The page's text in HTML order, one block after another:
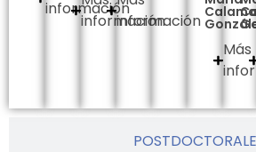
información
información
información Calama
Más